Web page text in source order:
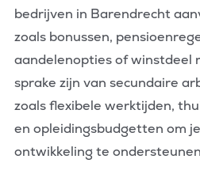
bedrijven in Barendrecht
zoals bonussen,
aandelenopties of winstdeel
sprake zijn van secundaire
zoals flexibele werktijden,
en opleidingsbudgetten om
ontwikkeling te